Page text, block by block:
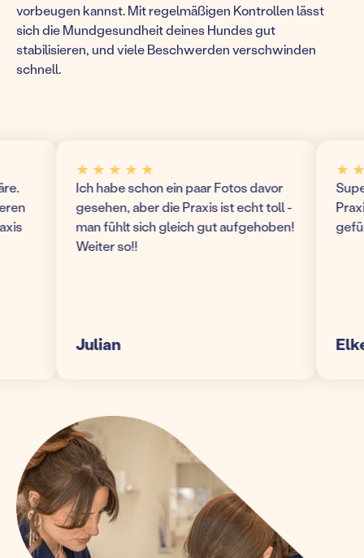
vorbeugen kannst. Mit regelmäßigen Kontrollen lässt
sich die Mundgesundheit deines Hundes gut
stabilisieren, und viele Beschwerden verschwinden
schnell.
★ ★ ★ ★ ★
Ich habe schon ein paar Fotos davor
gesehen, aber die Praxis ist echt toll -
man fühlt sich gleich gut aufgehoben!
Weiter so!!
Julian
★ ★
Super
Praxis!
gefühlt
Elke S.